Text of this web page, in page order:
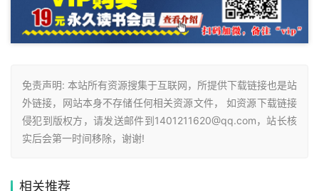
免责声明: 本站所有资源搜集于互联网，所提供下载链接也是站
外链接，网站本身不存储任何相关资源文件， 如资源下载链接
侵犯到版权方，请发送邮件到1401211620@qq.com，站长核
实后会第一时间移除，谢谢!
相关推荐